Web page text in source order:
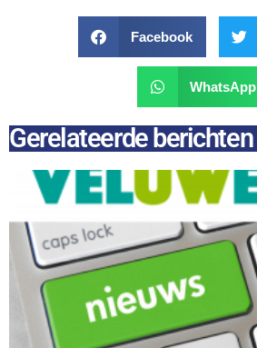
Facebook
WhatsApp
Gerelateerde berichten